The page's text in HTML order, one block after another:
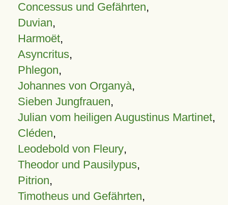
Concessus und Gefährten,
Duvian,
Harmoët,
Asyncritus,
Phlegon,
Johannes von Organyà,
Sieben Jungfrauen,
Julian vom heiligen Augustinus Martinet,
Cléden,
Leodebold von Fleury,
Theodor und Pausilypus,
Pitrion,
Timotheus und Gefährten,